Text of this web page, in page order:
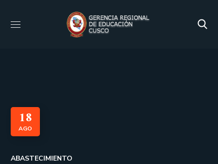
18
AGO
ABASTECIMIENTO